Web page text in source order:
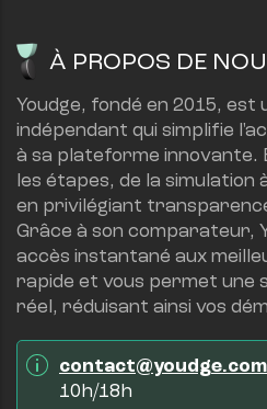
À PROPOS DE
Youdge, fondé en 2015,
indépendant qui simplifie
à sa plateforme innovante.
les étapes, de la simulation
en privilégiant
Grâce à son comparateur,
accès instantané aux
rapide et vous permet une
réel, réduisant ainsi vos
contact@youdge.com
10h/18h